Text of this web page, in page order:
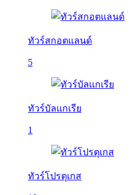
ทัวร์สกอตแลนด์
5
ทัวร์บัลเเกเรีย
1
ทัวร์โปรตุเกส